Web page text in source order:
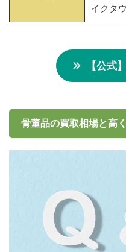
イクタ
【公式
骨董品の買取相場と高